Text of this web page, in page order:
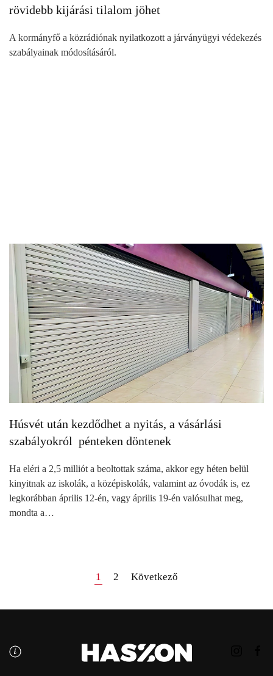
rövidebb kijárási tilalom jöhet
A kormányfő a közrádiónak nyilatkozott a járványügyi védekezés
szabályainak módosításáról.
Húsvét után kezdődhet a nyitás, a vásárlási
szabályokról pénteken döntenek
Ha eléri a 2,5 milliót a beoltottak száma, akkor egy héten belül
kinyitnak az iskolák, a középiskolák, valamint az óvodák is, ez
legkorábban április 12-én, vagy április 19-én valósulhat meg,
mondta a…
1 2 Következő